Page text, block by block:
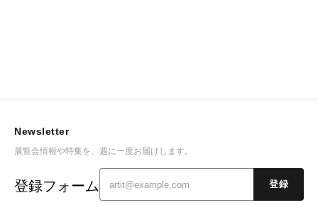
Newsletter
展覧会情報や特集を、週に一度お届けします。
登録フォーム 登録